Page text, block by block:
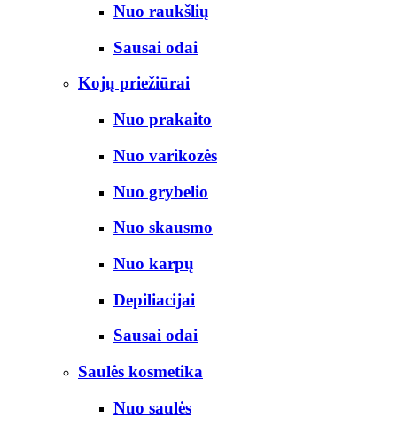
Nuo raukšlių
Sausai odai
Kojų priežiūrai
Nuo prakaito
Nuo varikozės
Nuo grybelio
Nuo skausmo
Nuo karpų
Depiliacijai
Sausai odai
Saulės kosmetika
Nuo saulės